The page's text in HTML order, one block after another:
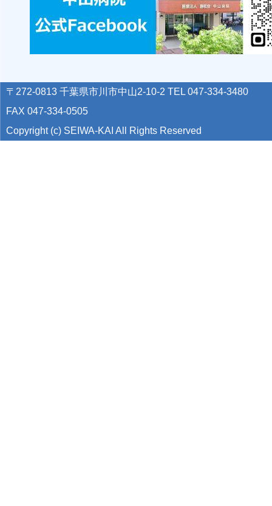
〒272-0813 千葉県市川市中山2-10-2 TEL 047-334-3480
FAX 047-334-0505
Copyright (c) SEIWA-KAI All Rights Reserved